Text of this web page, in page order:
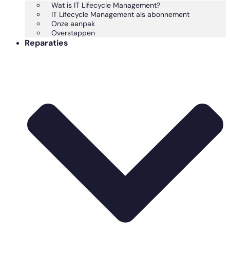
Wat is IT Lifecycle Management?
IT Lifecycle Management als abonnement
Onze aanpak
Overstappen
Reparaties